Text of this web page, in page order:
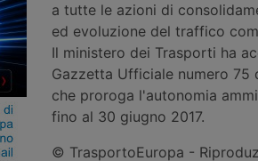
a tutte le azioni di
ed evoluzione del traffico
Il ministero dei Trasporti ha
Gazzetta Ufficiale numero
che proroga l'autonomia
fino al 30 giugno 2017.
© TrasportoEuropa -